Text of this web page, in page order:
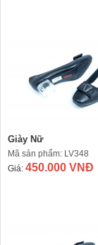
Giày Nữ
Mã sản phẩm: LV348
Giá: 450.000 VNĐ